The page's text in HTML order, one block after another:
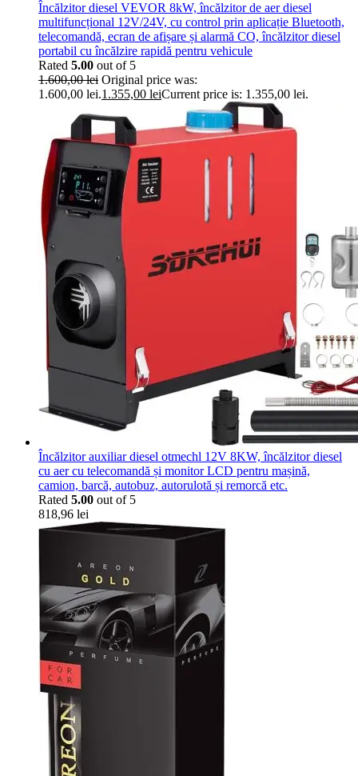
Încălzitor diesel VEVOR 8kW, încălzitor de aer diesel
multifuncțional 12V/24V, cu control prin aplicație Bluetooth,
telecomandă, ecran de afișare și alarmă CO, încălzitor diesel
portabil cu încălzire rapidă pentru vehicule
Rated 5.00 out of 5
1.600,00lei Original price was:
1.600,00 lei.1.355,00 leiCurrent price is: 1.355,00 lei.
Încălzitor auxiliar diesel otmechl 12V 8KW, încălzitor diesel
cu aer cu telecomandă și monitor LCD pentru mașină,
camion, barcă, autobuz, autorulotă și remorcă etc.
Rated 5.00 out of 5
818,96 lei